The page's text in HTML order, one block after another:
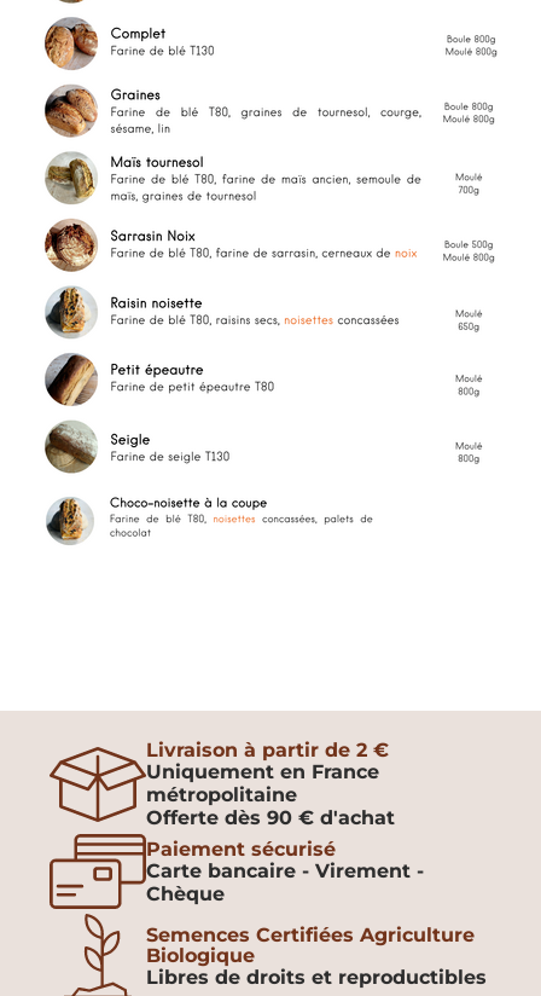
Livraison à partir de 2 €
Uniquement en France
métropolitaine
Offerte dès 90 € d'achat
Paiement sécurisé
Carte bancaire - Virement -
Chèque
Semences Certifiées Agriculture
Biologique
Libres de droits et reproductibles